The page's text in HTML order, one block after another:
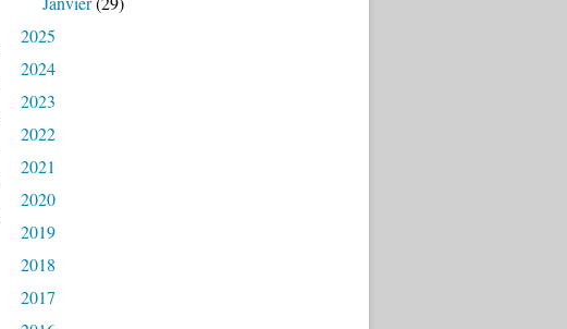
2025
2024
2023
2022
2021
2020
2019
2018
2017